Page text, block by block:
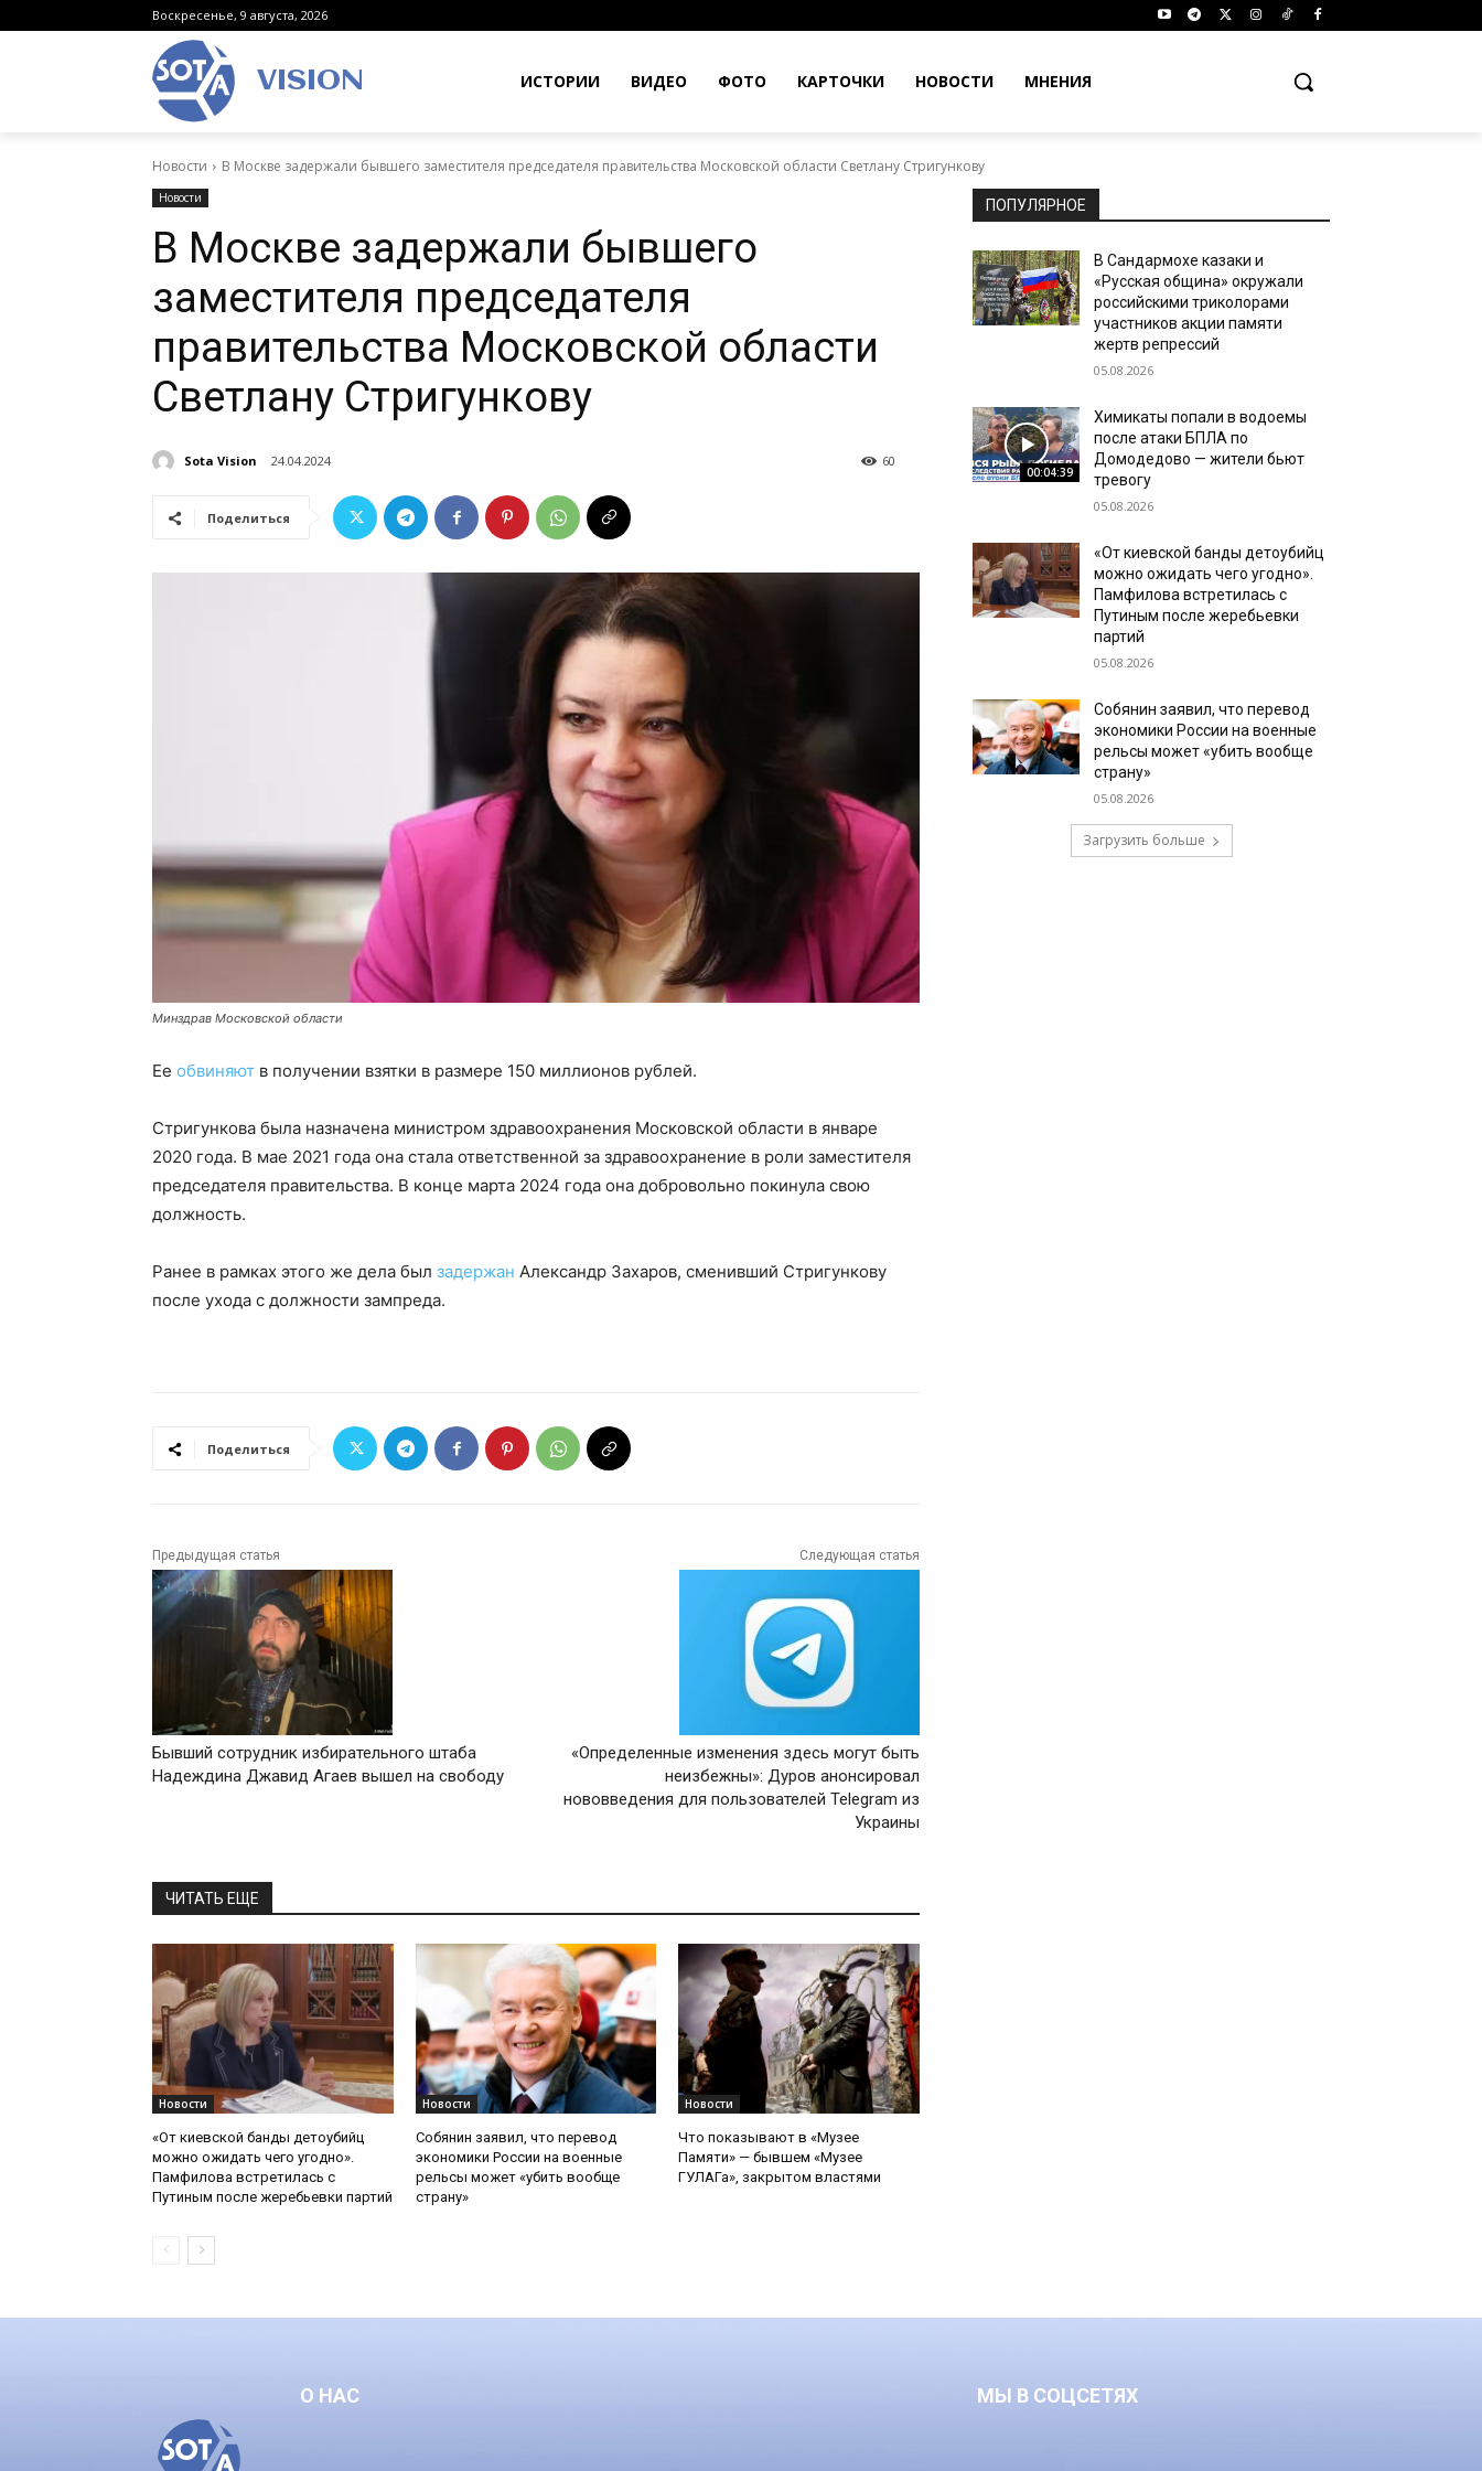
Воскресенье, 9 августа, 2026
VISION ИСТОРИИ ВИДЕО ФОТО КАРТОЧКИ НОВОСТИ МНЕНИЯ
Новости В Москве задержали бывшего заместителя председателя правительства Московской области Светлану Стригункову
Новости
В Москве задержали бывшего
заместителя председателя
правительства Московской области
Светлану Стригункову
Sota Vision 24.04.2024 60
Поделиться
Минздрав Московской области
Ее обвиняют в получении взятки в размере 150 миллионов рублей.
Стригункова была назначена министром здравоохранения Московской области в январе
2020 года. В мае 2021 года она стала ответственной за здравоохранение в роли заместителя
председателя правительства. В конце марта 2024 года она добровольно покинула свою
должность.
Ранее в рамках этого же дела был задержан Александр Захаров, сменивший Стригункову
после ухода с должности зампреда.
Поделиться
Предыдущая статья
Бывший сотрудник избирательного штаба
Надеждина Джавид Агаев вышел на свободу
Следующая статья
«Определенные изменения здесь могут быть
неизбежны»: Дуров анонсировал
нововведения для пользователей Telegram из
Украины
ЧИТАТЬ ЕЩЕ
Новости
«От киевской банды детоубийц
можно ожидать чего угодно».
Памфилова встретилась с
Путиным после жеребьевки партий
Новости
Собянин заявил, что перевод
экономики России на военные
рельсы может «убить вообще
страну»
Новости
Что показывают в «Музее
Памяти» — бывшем «Музее
ГУЛАГа», закрытом властями
ПОПУЛЯРНОЕ
В Сандармохе казаки и
«Русская община» окружали
российскими триколорами
участников акции памяти
жертв репрессий
05.08.2026
00:04:39
Химикаты попали в водоемы
после атаки БПЛА по
Домодедово — жители бьют
тревогу
05.08.2026
«От киевской банды детоубийц
можно ожидать чего угодно».
Памфилова встретилась с
Путиным после жеребьевки
партий
05.08.2026
Собянин заявил, что перевод
экономики России на военные
рельсы может «убить вообще
страну»
05.08.2026
Загрузить больше
О НАС МЫ В СОЦСЕТЯХ